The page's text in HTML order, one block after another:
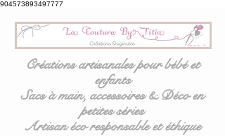
904573893497777
Créations artisanales pour bébé et
enfants
Sacs à main, accessoires & Déco en
petites séries
Artisan éco responsable et éthique